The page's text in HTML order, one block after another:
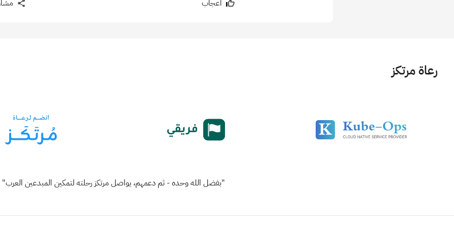
اعجاب
رعاة مرتكز
"بفضل الله وحده - ثم دعمهم، يواصل مرتكز رحلته لتمكين المبدعين العرب"